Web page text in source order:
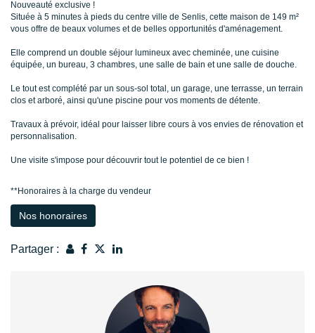
Nouveauté exclusive !
Située à 5 minutes à pieds du centre ville de Senlis, cette maison de 149 m²
vous offre de beaux volumes et de belles opportunités d'aménagement.
Elle comprend un double séjour lumineux avec cheminée, une cuisine
équipée, un bureau, 3 chambres, une salle de bain et une salle de douche.
Le tout est complété par un sous-sol total, un garage, une terrasse, un terrain
clos et arboré, ainsi qu'une piscine pour vos moments de détente.
Travaux à prévoir, idéal pour laisser libre cours à vos envies de rénovation et
personnalisation.
Une visite s'impose pour découvrir tout le potentiel de ce bien !
**Honoraires à la charge du vendeur
Nos honoraires
Partager :